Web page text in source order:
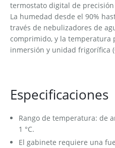
termostato digital de
La humedad desde el 90%
través de nebulizadores de
comprimido, y la temperatura
inmersión y unidad frigorífica
Especificaciones
Rango de temperatura: de
1 °C.
El gabinete requiere una